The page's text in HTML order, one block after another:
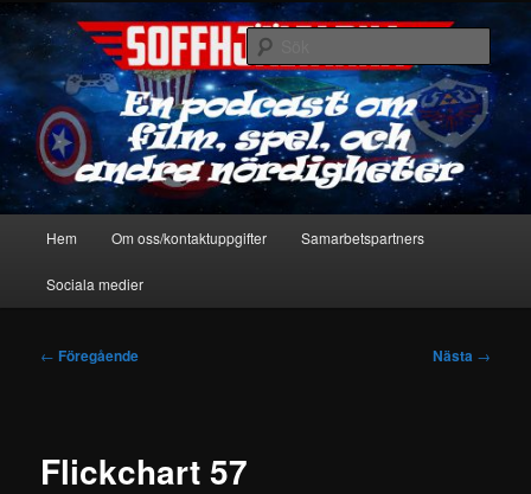
Hoppa
primärt
innehållSoffhjältarna
En podcast om film, spel & andra nördigheter
Sök
Hem Om oss/kontaktuppgifter Samarbetspartners
Sociala medier
Inläggsnavigering
← Föregående Nästa →
Flickchart 57